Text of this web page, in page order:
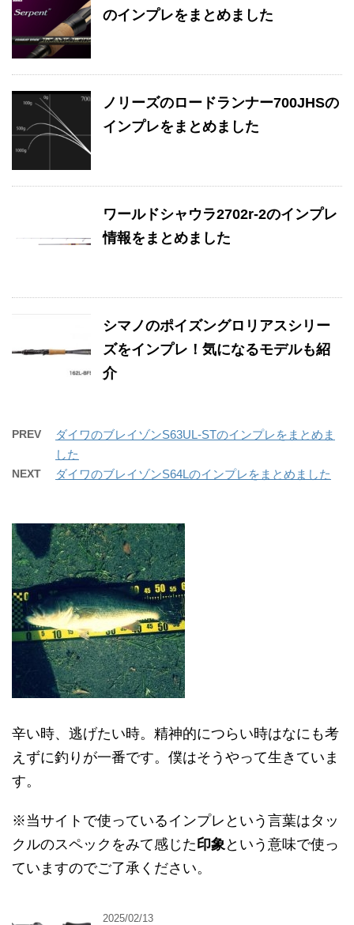
のインプレをまとめました
ノリーズのロードランナー700JHSの
インプレをまとめました
ワールドシャウラ2702r-2のインプレ
情報をまとめました
シマノのポイズングロリアスシリー
ズをインプレ！気になるモデルも紹
介
PREV
ダイワのブレイゾンS63UL-STのインプレをまとめま
した
NEXT ダイワのブレイゾンS64Lのインプレをまとめました
辛い時、逃げたい時。精神的につらい時はなにも考
えずに釣りが一番です。僕はそうやって生きていま
す。
※当サイトで使っているインプレという言葉はタッ
クルのスペックをみて感じた印象 という意味で使っ
ていますのでご了承ください。
2025/02/13